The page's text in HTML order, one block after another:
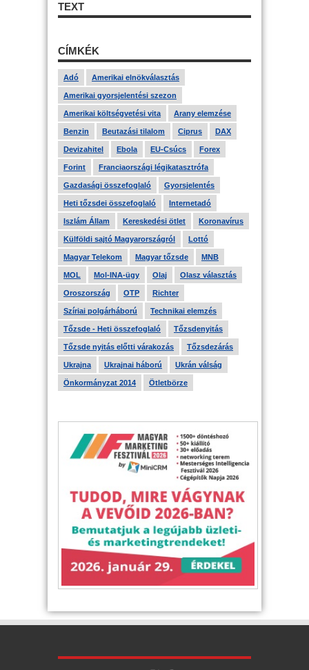
TEXT
CÍMKÉK
Adó Amerikai elnökválasztás
Amerikai gyorsjelentési szezon
Amerikai költségvetési vita Arany elemzése
Benzin Beutazási tilalom Ciprus DAX
Devizahitel Ebola EU-Csúcs Forex
Forint Franciaországi légikatasztrófa
Gazdasági összefoglaló Gyorsjelentés
Heti tőzsdei összefoglaló Internetadó
Iszlám Állam Kereskedési ötlet Koronavírus
Külföldi sajtó Magyarországról Lottó
Magyar Telekom Magyar tőzsde MNB
MOL Mol-INA-ügy Olaj Olasz választás
Oroszország OTP Richter
Szíriai polgárháború Technikai elemzés
Tőzsde - Heti összefoglaló Tőzsdenyitás
Tőzsde nyitás előtti várakozás Tőzsdezárás
Ukrajna Ukrajnai háború Ukrán válság
Önkormányzat 2014 Ötletbörze